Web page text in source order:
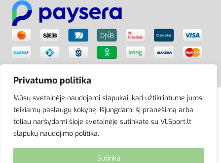
Privatumo politika
Mūsų svetainėje naudojami slapukai, kad užtikrintume jums
teikiamų paslaugų kokybę. Išjungdami šį pranešimą arba
toliau naršydami šioje svetainėje sutinkate su VLSport.lt
slapukų naudojimo politika.
Sutinku
© VLSport. 2026. Visos teisės saugomos.
Kopijuoti, platinti svetainės turinį be autorių sutikimo
griežtai draudžiama.